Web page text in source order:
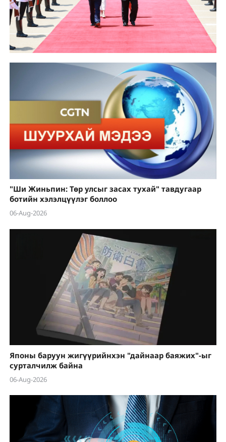
"Ши Жиньпин: Төр улсыг засах тухай" тавдугаар
ботийн хэлэлцүүлэг боллоо
06-Aug-2026
Японы баруун жигүүрийнхэн "дайнаар баяжих"-ыг
сурталчилж байна
06-Aug-2026